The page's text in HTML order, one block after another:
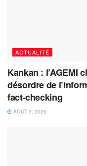
ACTUALITÉ
Kankan : l’AGEMI
désordre de
fact-checking
AOÛT 3, 2026